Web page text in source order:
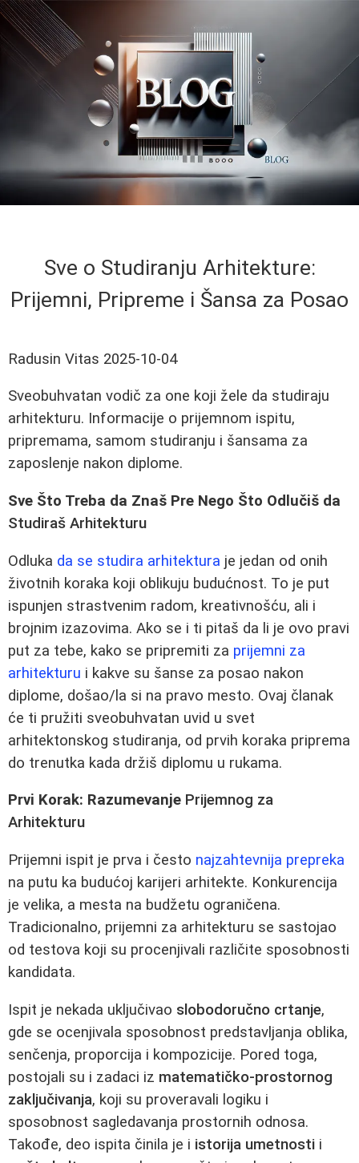
Sve o Studiranju Arhitekture:
Prijemni, Pripreme i Šansa za Posao
Radusin Vitas 2025-10-04
Sveobuhvatan vodič za one koji žele da studiraju
arhitekturu. Informacije o prijemnom ispitu,
pripremama, samom studiranju i šansama za
zaposlenje nakon diplome.
Sve Što Treba da Znaš Pre Nego Što Odlučiš da
Studiraš Arhitekturu
Odluka da se studira arhitektura je jedan od onih
životnih koraka koji oblikuju budućnost. To je put
ispunjen strastvenim radom, kreativnošću, ali i
brojnim izazovima. Ako se i ti pitaš da li je ovo pravi
put za tebe, kako se pripremiti za prijemni za
arhitekturu i kakve su šanse za posao nakon
diplome, došao/la si na pravo mesto. Ovaj članak
će ti pružiti sveobuhvatan uvid u svet
arhitektonskog studiranja, od prvih koraka priprema
do trenutka kada držiš diplomu u rukama.
Prvi Korak: Razumevanje Prijemnog za
Arhitekturu
Prijemni ispit je prva i često najzahtevnija prepreka
na putu ka budućoj karijeri arhitekte. Konkurencija
je velika, a mesta na budžetu ograničena.
Tradicionalno, prijemni za arhitekturu se sastojao
od testova koji su procenjivali različite sposobnosti
kandidata.
Ispit je nekada uključivao slobodoručno crtanje,
gde se ocenjivala sposobnost predstavljanja oblika,
senčenja, proporcija i kompozicije. Pored toga,
postojali su i zadaci iz matematičko-prostornog
zaključivanja, koji su proveravali logiku i
sposobnost sagledavanja prostornih odnosa.
Takođe, deo ispita činila je i istorija umetnosti i